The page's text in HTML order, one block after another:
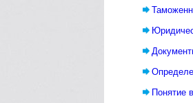
Понятие